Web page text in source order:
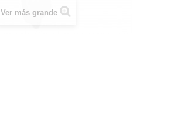
Ver más grande